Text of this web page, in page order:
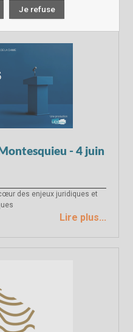
- 4 juin
des enjeux juridiques et
Lire plus...
Je refuse